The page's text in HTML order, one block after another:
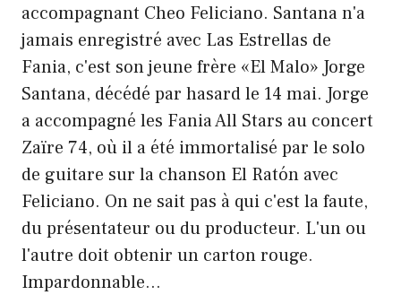
accompagnant Cheo Feliciano. Santana n'a
jamais enregistré avec Las Estrellas de
Fania, c'est son jeune frère «El Malo» Jorge
Santana, décédé par hasard le 14 mai. Jorge
a accompagné les Fania All Stars au concert
Zaïre 74, où il a été immortalisé par le solo
de guitare sur la chanson El Ratón avec
Feliciano. On ne sait pas à qui c'est la faute,
du présentateur ou du producteur. L'un ou
l'autre doit obtenir un carton rouge.
Impardonnable…